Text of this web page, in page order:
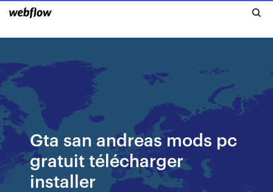
Gta san andreas mods pc
gratuit télécharger
installer